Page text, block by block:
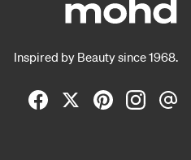
Inspired by Beauty since 1968.